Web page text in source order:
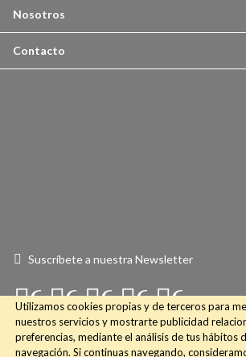
Nosotros
Contacto
Suscríbete a nuestra Newsletter
Connect
with
Connect
with
Connect
with
Connect
withwith
Utilizamos cookies propias y de terceros para
nuestros servicios y mostrarte publicidad
preferencias, mediante el análisis de tus hábitos
navegación. Si continuas navegando,